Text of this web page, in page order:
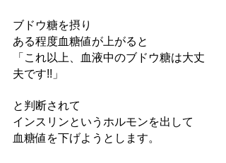
ブドウ糖を摂り
ある程度血糖値が上がると
「これ以上、血液中のブドウ糖は大丈
夫です!!」
と判断されて
インスリンというホルモンを出して
血糖値を下げようとします。